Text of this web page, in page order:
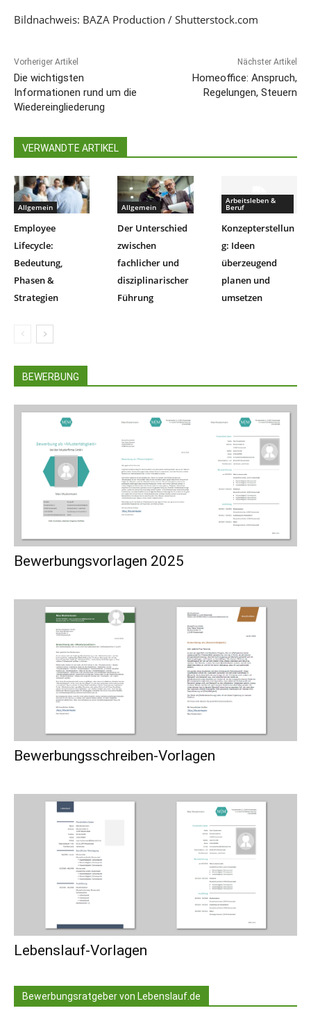
Bildnachweis: BAZA Production / Shutterstock.com
Vorheriger Artikel
Die wichtigsten
Informationen rund um die
Wiedereingliederung
Nächster Artikel
Homeoffice: Anspruch,
Regelungen, Steuern
VERWANDTE ARTIKEL
Allgemein
Employee
Lifecycle:
Bedeutung,
Phasen &
Strategien
Allgemein
Der Unterschied
zwischen
fachlicher und
disziplinarischer
Führung
Arbeitsleben &
Beruf
Konzepterstellun
g: Ideen
überzeugend
planen und
umsetzen
BEWERBUNG
Bewerbungsvorlagen 2025
Bewerbungsschreiben-Vorlagen
Lebenslauf-Vorlagen
Bewerbungsratgeber von Lebenslauf.de